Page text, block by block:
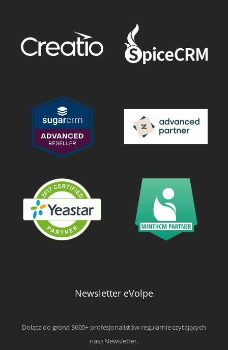
Newsletter eVolpe
Dołącz do grona 3600+ profesjonalistów regularnie czytających
nasz Newsletter.